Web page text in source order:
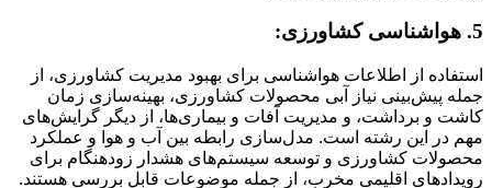
5. هواشناسی کشاورزی:
استفاده از اطلاعات هواشناسی برای بهبود مدیریت کشاورزی، از
جمله پیش‌بینی نیاز آبی محصولات کشاورزی، بهینه‌سازی زمان
کاشت و برداشت، و مدیریت آفات و بیماری‌ها، از دیگر گرایش‌های
مهم در این رشته است. مدل‌سازی رابطه بین آب و هوا و عملکرد
محصولات کشاورزی و توسعه سیستم‌های هشدار زودهنگام برای
رویدادهای اقلیمی مخرب، از جمله موضوعات قابل بررسی هستند.